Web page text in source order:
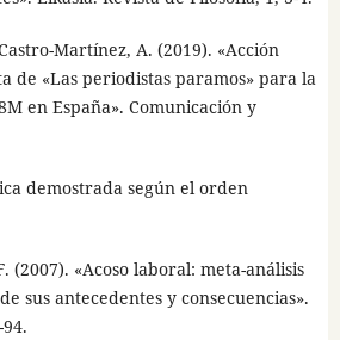
Martínez, A. (2019). «Acción
de «Las periodistas paramos» para la
en España». Comunicación y
demostrada según el orden
(2007). «Acoso laboral: meta-análisis
sus antecedentes y consecuencias».